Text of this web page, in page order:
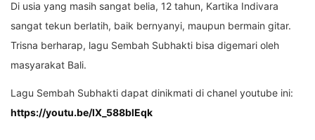
Di usia yang masih sangat belia, 12 tahun, Kartika Indivara
sangat tekun berlatih, baik bernyanyi, maupun bermain gitar.
Trisna berharap, lagu Sembah Subhakti bisa digemari oleh
masyarakat Bali.
Lagu Sembah Subhakti dapat dinikmati di chanel youtube ini:
https://youtu.be/lX_588blEqk